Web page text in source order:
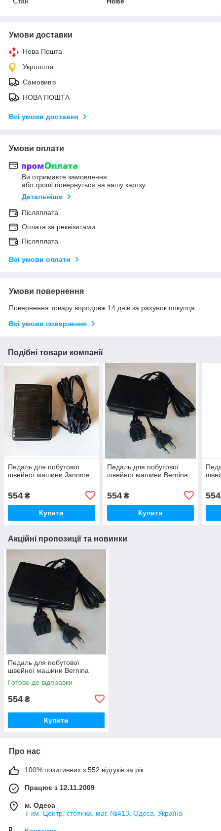
Умови доставки
Нова Пошта
Укрпошта
Самовивіз
НОВА ПОШТА
Всі умови доставки
Умови оплати
Ви отримаєте замовлення
або гроші повернуться на вашу картку
Детальніше
Післяплата
Оплата за реквізитами
Післяплата
Всі умови оплати
Умови повернення
Повернення товару впродовж 14 днів за рахунок покупця
Всі умови повернення
Подібні товари компанії
Педаль для побутової
швейної машини Janome
554 ₴
Купити
Педаль для побутової
швейної машини Bernina
554₴
Купити
554
Акційні пропозиції та новинки
Педаль для побутової
швейної машини Bernina
Готово до відправки
554 ₴
Купити
Про нас
100% позитивних з 552 відгуків за рік
Працює з 12.11.2009
м. Одеса
7-км. Центр. стоянка. маг. №413, Одеса, Україна